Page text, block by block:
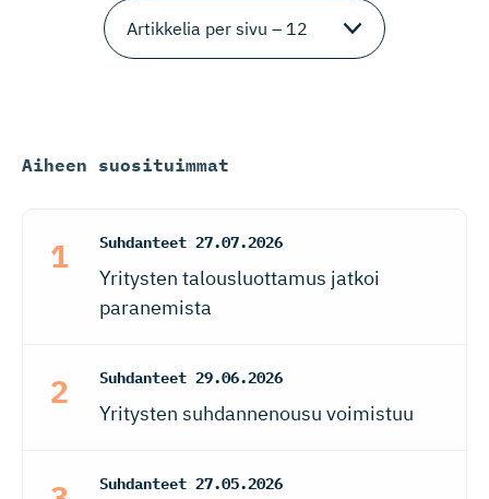
Aiheen suosituimmat
Suhdanteet 27.07.2026
Yritysten talousluottamus jatkoi
paranemista
Suhdanteet 29.06.2026
Yritysten suhdannenousu voimistuu
Suhdanteet 27.05.2026